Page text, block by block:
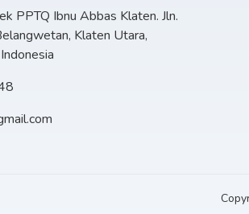
PPTQ Ibnu Abbas Klaten. Jln.
Klaten Utara,